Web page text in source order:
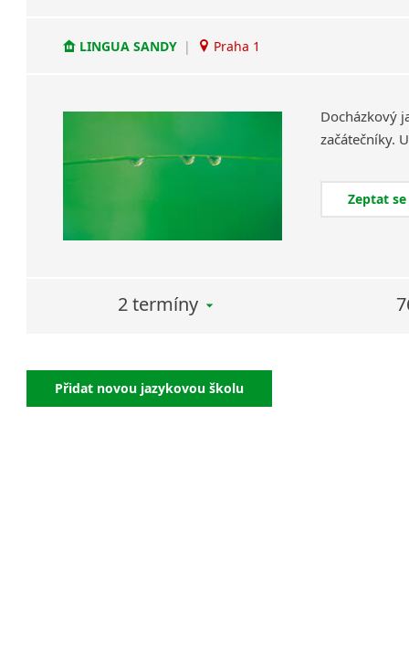
LINGUA SANDY | Praha 1
Docházkový
začátečníky.
Zeptat
2 termíny
Přidat novou jazykovou školu